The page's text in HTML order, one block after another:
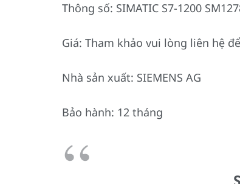
Thông số: SIMATIC S7-1200
Giá: Tham khảo vui lòng liên hệ
Nhà sản xuất: SIEMENS AG
Bảo hành: 12 tháng